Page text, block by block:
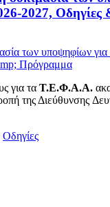
2027,
για τα Τ.Ε.Φ.Α.Α.
της Διεύθυνσης
Οδηγίες